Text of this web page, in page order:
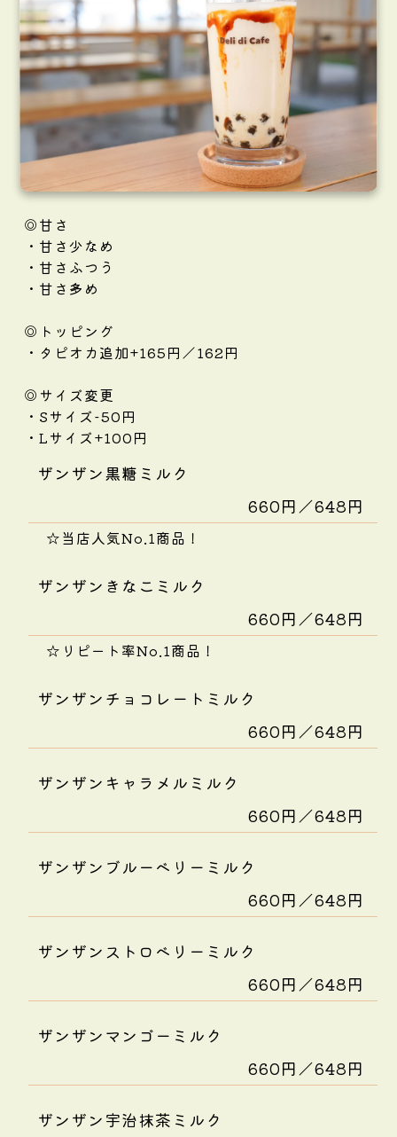
◎甘さ
・甘さ少なめ
・甘さふつう
・甘さ多め
◎トッピング
・タピオカ追加+165円／162円
◎サイズ変更
・Sサイズ-50円
・Lサイズ+100円
ザンザン黒糖ミルク
660円／648円
☆当店人気No.1商品！
ザンザンきなこミルク
660円／648円
☆リピート率No.1商品！
ザンザンチョコレートミルク
660円／648円
ザンザンキャラメルミルク
660円／648円
ザンザンブルーベリーミルク
660円／648円
ザンザンストロベリーミルク
660円／648円
ザンザンマンゴーミルク
660円／648円
ザンザン宇治抹茶ミルク